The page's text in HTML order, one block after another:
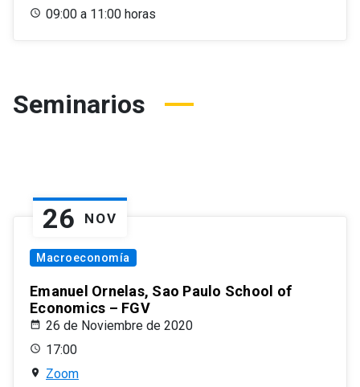
09:00 a 11:00 horas
Seminarios
26 NOV
Macroeconomía
Emanuel Ornelas, Sao Paulo School of
Economics – FGV
26 de Noviembre de 2020
17:00
Zoom